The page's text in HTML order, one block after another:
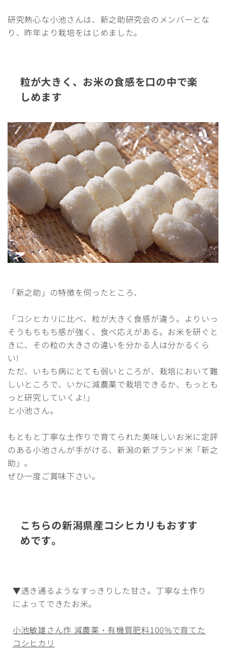
研究熱心な小池さんは、新之助研究会のメンバーとな
り、昨年より栽培をはじめました。
粒が大きく、お米の食感を口の中で楽
しめます
「新之助」の特徴を伺ったところ、
「コシヒカリに比べ、粒が大きく食感が違う。よりいっ
そうもちもち感が強く、食べ応えがある。お米を研ぐと
きに、その粒の大きさの違いを分かる人は分かるくら
い!
ただ、いもち病にとても弱いところが、栽培において難
しいところで、いかに減農薬で栽培できるか、もっとも
っと研究していくよ!」
と小池さん。
もともと丁寧な土作りで育てられた美味しいお米に定評
のある小池さんが手がける、新潟の新ブランド米「新之
助」。
ぜひ一度ご賞味下さい。
こちらの新潟県産コシヒカリもおすす
めです。
▼透き通るようなすっきりした甘さ。丁寧な土作り
によってできたお米。
小池敏雄さん作 減農薬・有機質肥料100%で育てた
コシヒカリ